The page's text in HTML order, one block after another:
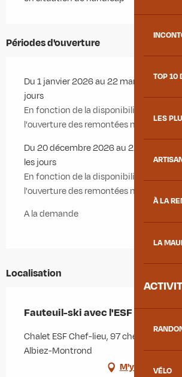
TOP 10
LES
À LA
LA
VÉLO
Périodes d'ouverture
Du 1 janvier 2026 au 22 mars 2026 -
jours
En fonction de la disponibilité des
l'ouverture des remontées mécaniques.
Du 20 décembre 2026 au 22 mars
les jours
En fonction de la disponibilité des
l'ouverture des remontées mécaniques.
A la demande
Localisation
Fauteuil-ski avec l'ESF
Chalet ESF Chef-lieu, 97 chemin de la
Albiez-Montrond
M'y rendre